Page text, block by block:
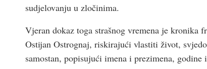
sudjelovanju u zločinima.
Vjeran dokaz toga strašnog vremena je kronika
Ostijan Ostrognaj, riskirajući vlastiti život,
samostan, popisujući imena i prezimena,